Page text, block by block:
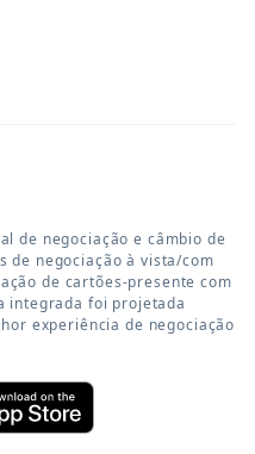
de negociação e câmbio de
de negociação à vista/com
de cartões-presente com
integrada foi projetada
experiência de negociação